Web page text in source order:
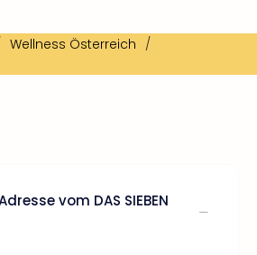
Wellness Österreich /
vom DAS SIEBEN